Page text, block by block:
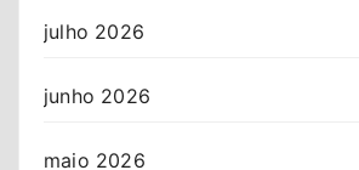
julho 2026
junho 2026
maio 2026